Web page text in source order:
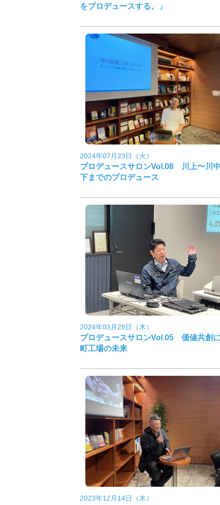
をプロデュースする。」
2024年07月23日（火）
プロデュースサロンVol.08 川上〜川中
下までのプロデュース
2024年03月28日（木）
プロデュースサロンVol.05 価値共創
町工場の未来
2023年12月14日（木）